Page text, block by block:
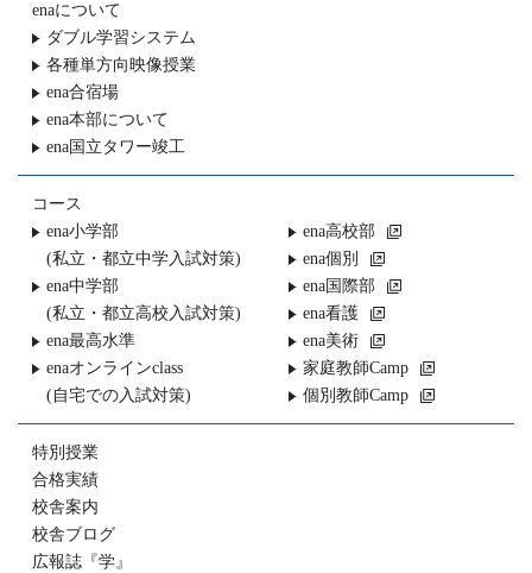
enaについて
ダブル学習システム
各種単方向映像授業
ena合宿場
ena本部について
ena国立タワー竣工
コース
ena小学部
(私立・都立中学入試対策)
ena中学部
(私立・都立高校入試対策)
ena最高水準
enaオンラインclass
(自宅での入試対策)
ena高校部
ena個別
ena国際部
ena看護
ena美術
家庭教師Camp
個別教師Camp
特別授業
合格実績
校舎案内
校舎ブログ
広報誌『学』